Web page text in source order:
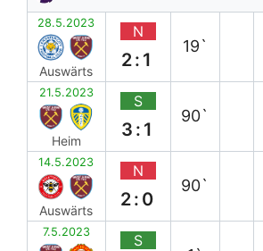
28.5.2023
Auswärts
N
2:1
19`
21.5.2023
Heim
S
3:1
90`
14.5.2023
Auswärts
N
2:0
90`
7.5.2023 S